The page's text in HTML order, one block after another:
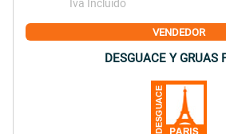
Iva Incluido
VENDEDOR
DESGUACE Y GRUAS